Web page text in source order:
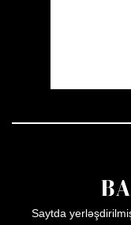
Saytda